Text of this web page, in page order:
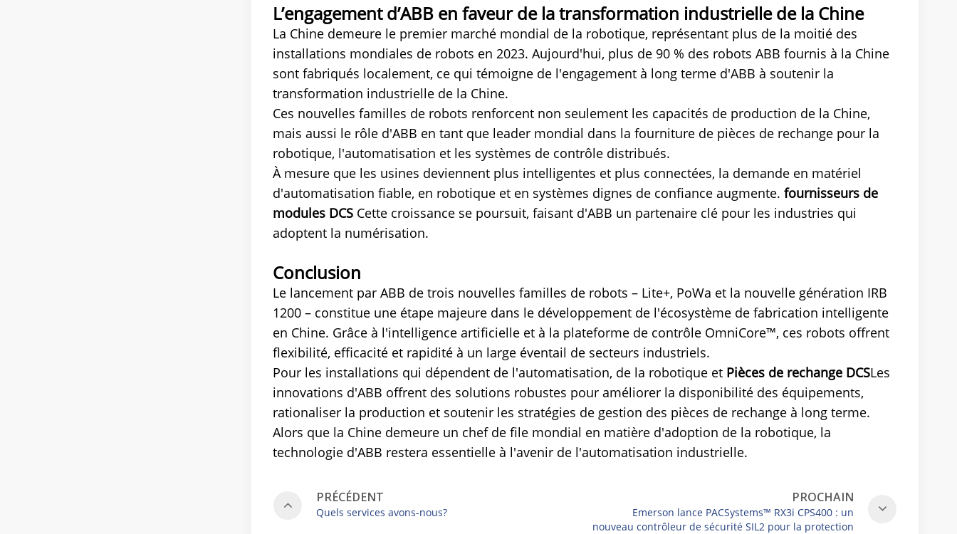
L’engagement d’ABB en faveur de la transformation industrielle de la Chine
La Chine demeure le premier marché mondial de la robotique, représentant plus de la moitié des
installations mondiales de robots en 2023. Aujourd'hui, plus de 90 % des robots ABB fournis à la Chine
sont fabriqués localement, ce qui témoigne de l'engagement à long terme d'ABB à soutenir la
transformation industrielle de la Chine.
Ces nouvelles familles de robots renforcent non seulement les capacités de production de la Chine,
mais aussi le rôle d'ABB en tant que leader mondial dans la fourniture de pièces de rechange pour la
robotique, l'automatisation et les systèmes de contrôle distribués.
À mesure que les usines deviennent plus intelligentes et plus connectées, la demande en matériel
d'automatisation fiable, en robotique et en systèmes dignes de confiance augmente.fournisseurs de
modules DCS Cette croissance se poursuit, faisant d'ABB un partenaire clé pour les industries qui
adoptent la numérisation.
Conclusion
Le lancement par ABB de trois nouvelles familles de robots – Lite+, PoWa et la nouvelle génération IRB
1200 – constitue une étape majeure dans le développement de l'écosystème de fabrication intelligente
en Chine. Grâce à l'intelligence artificielle et à la plateforme de contrôle OmniCore™, ces robots offrent
flexibilité, efficacité et rapidité à un large éventail de secteurs industriels.
Pour les installations qui dépendent de l'automatisation, de la robotique et Pièces de rechange DCSLes
innovations d'ABB offrent des solutions robustes pour améliorer la disponibilité des équipements,
rationaliser la production et soutenir les stratégies de gestion des pièces de rechange à long terme.
Alors que la Chine demeure un chef de file mondial en matière d'adoption de la robotique, la
technologie d'ABB restera essentielle à l'avenir de l'automatisation industrielle.
PRÉCÉDENT
Quels services avons-nous?
PROCHAIN
Emerson lance PACSystems™ RX3i CPS400 : un
nouveau contrôleur de sécurité SIL2 pour la protection